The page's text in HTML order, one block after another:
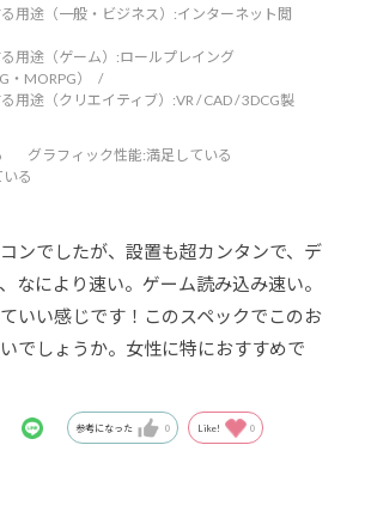
用途（一般・ビジネス）:インターネット閲
用途（ゲーム）:ロールプレイング
・MORPG）
用途（クリエイティブ）:VR / CAD / 3DCG製
グラフィック性能:満足している
る
ンでしたが、設置も超カンタンで、デ
なにより速い。ゲーム読み込み速い。
いい感じです！このスペックでこのお
でしょうか。女性に特におすすめで
参考になった 0 Like! 0